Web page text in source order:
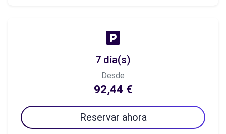
7 día(s)
Desde
92,44 €
Reservar ahora